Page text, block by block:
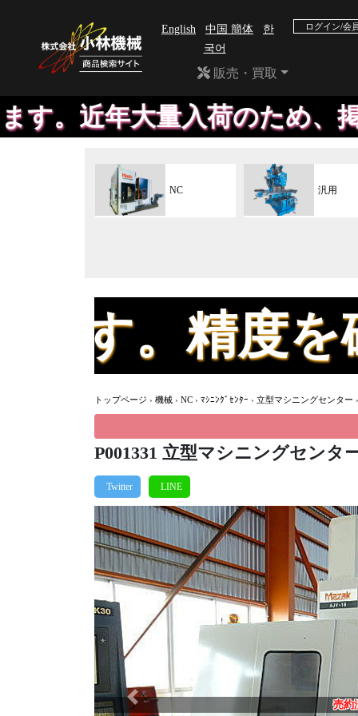
English 中国 簡体
한
국어
ログイン/会
販売・買取
荷のため、掲載が間に合
NC 汎用
を確認し
トップページ › 機械 › NC › ﾏｼﾆﾝｸﾞｾﾝﾀｰ › 立型マシニングセンター
P001331 立型マシニングセンタ
売約
Previous